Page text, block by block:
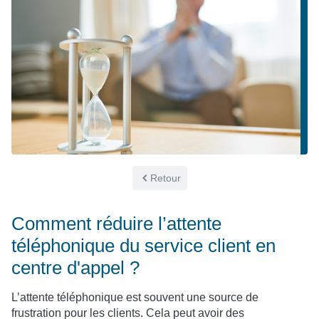
Retour
Comment réduire l’attente
téléphonique du service client en
centre d'appel ?
L’attente téléphonique est souvent une source de
frustration pour les clients. Cela peut avoir des